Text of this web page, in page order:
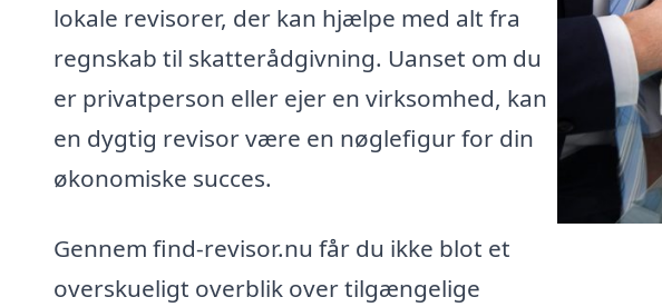
lokale revisorer, der kan hjælpe med alt fra
regnskab til skatterådgivning. Uanset om du
er privatperson eller ejer en virksomhed, kan
en dygtig revisor være en nøglefigur for din
økonomiske succes.
Gennem find-revisor.nu får du ikke blot et
overskueligt overblik over tilgængelige